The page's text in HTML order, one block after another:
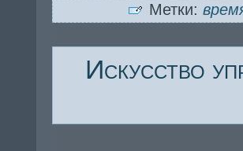
Метки:
Искусство